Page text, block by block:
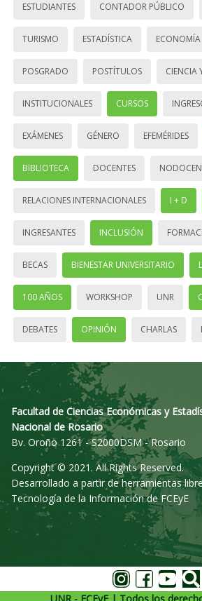
ESTUDIANTES CONTADOR PÚBLICO
TURISMO ESTADÍSTICA ECONOMÍA
POSGRADO POSTÍTULOS CIENCIA
INSTITUCIONALES CURSOS
EXÁMENES GÉNERO EFEMÉRIDES
BIBLIOTECA DOCENTES
RELACIONES INTERNACIONALES I + D
INGRESANTES INCLUSIÓN
BECAS BIENESTAR UNIVERSITARIO
100 AÑOS WORKSHOP UNR
DEBATES OPINIÓN CHARLAS
Facultad de Ciencias Económicas y
Nacional de Rosario
Bv. Oroño 1261 - S2000DSM - Rosario
Copyright © 2021. All Rights Reserved.
Desarrollado a partir de herramientas
Tecnología de la Información de FCEyE